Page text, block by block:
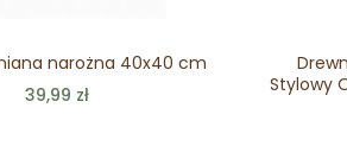
narożna 40x40 cm
39,99 zł
Stylowy